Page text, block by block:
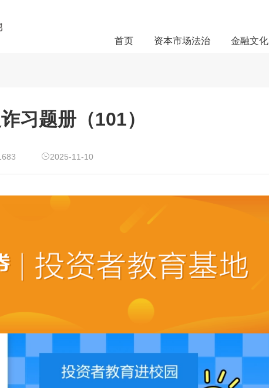
首页 资本市场法治 金融文化
习题册（101）
2025-11-10